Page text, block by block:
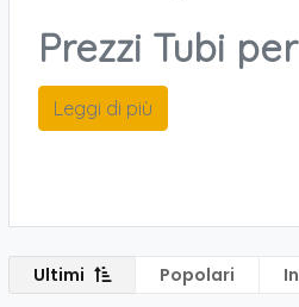
Prezzi Tubi
Leggi di più
Ultimi Popolari